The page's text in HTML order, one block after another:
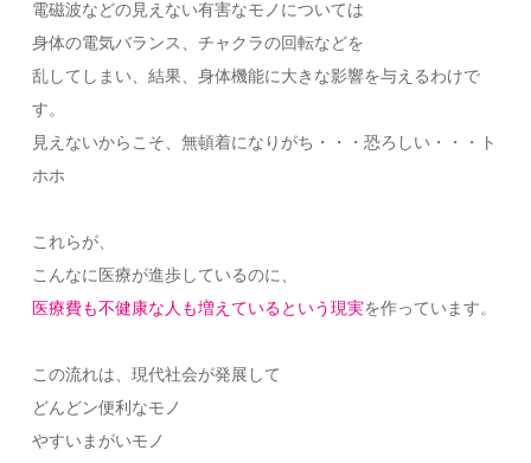
電磁波などの見えない有害なモノについては
身体の電気バランス、チャクラの回転などを
乱してしまい、結果、身体機能に大きな影響を与えるわけで
す。
見えないからこそ、無頓着になりがち・・・恐ろしい・・・ト
ホホ
これらが、
こんなに医療が進歩しているのに、
医療費も不健康な人も増えているという現実を作っています。
この流れは、現代社会が発展して
どんどン便利なモノ
やすいまがいモノ